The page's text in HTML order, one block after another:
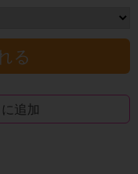
る
追加